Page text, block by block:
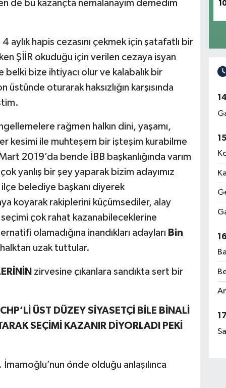
de bu kazançta nemalanayım demedim
4 aylık hapis cezasını çekmek için şatafatlı bir
ŞİİR okuduğu için verilen cezaya isyan
bize ihtiyacı olur ve kalabalık bir
oturarak haksızlığın karşısında
rağmen halkın dini, yaşamı,
kesimi ile muhteşem bir işteşim kurabilme
2019’da bende İBB başkanlığında varım
yanlış bir şey yaparak bizim adayımız
belediye başkanı diyerek
koyarak rakiplerini küçümsediler, alay
çok rahat kazanabileceklerine
olamadığına inandıkları adayları Bin
uzak tuttular.
zirvesine çıkanlara sandıkta sert bir
ÜST DÜZEY SİYASETÇİ BİLE BİNALİ
SEÇİMİ KAZANIR DİYORLADI PEKİ
önde olduğu anlaşılınca